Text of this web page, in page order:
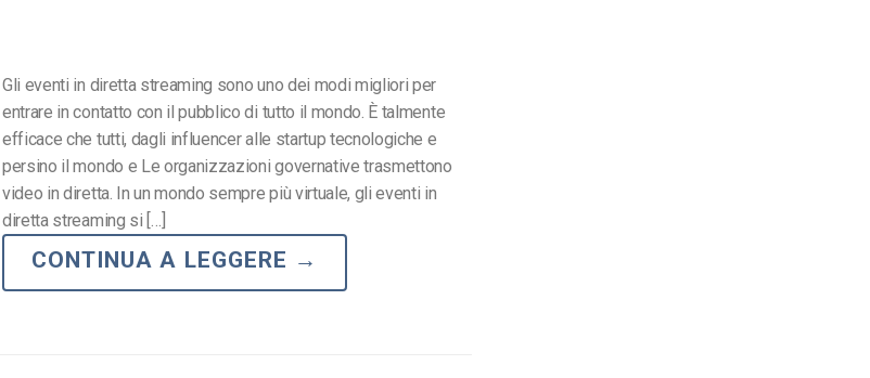
Gli eventi in diretta streaming sono uno dei modi migliori per
entrare in contatto con il pubblico di tutto il mondo. È talmente
efficace che tutti, dagli influencer alle startup tecnologiche e
persino il mondo e Le organizzazioni governative trasmettono
video in diretta. In un mondo sempre più virtuale, gli eventi in
diretta streaming si […]
CONTINUA A LEGGERE →